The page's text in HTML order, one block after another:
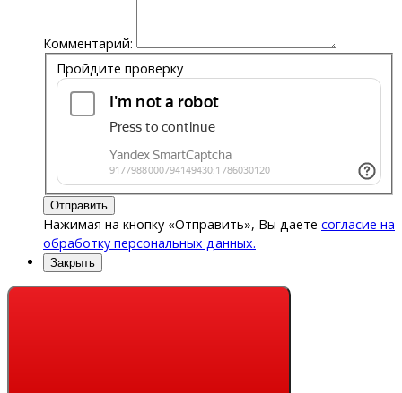
Комментарий:
Пройдите проверку
Отправить
Нажимая на кнопку «Отправить», Вы даете согласие на
обработку персональных данных.
Закрыть